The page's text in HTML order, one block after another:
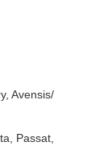
Avensis/
Passat,